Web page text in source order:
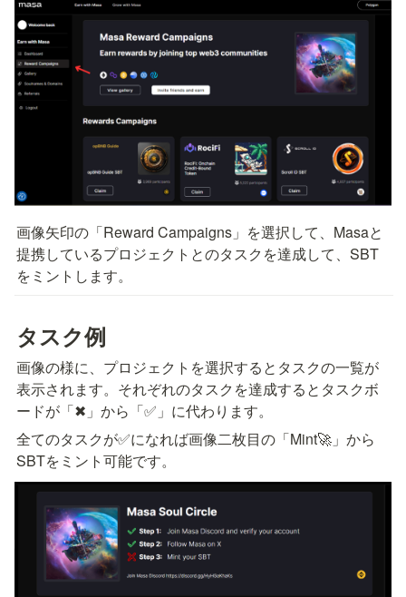
画像矢印の「Reward Campaigns」を選択して、Masaと
提携しているプロジェクトとのタスクを達成して、SBT
をミントします。
タスク例
画像の様に、プロジェクトを選択するとタスクの一覧が
表示されます。それぞれのタスクを達成するとタスクボ
ードが「✖」から「✅」に代わります。
全てのタスクが✅になれば画像二枚目の「Mint🚀」から
SBTをミント可能です。